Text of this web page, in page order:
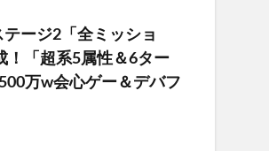
ージ2「全ミッショ
！「超系5属性＆6ター
万w会心ゲー＆デバフ